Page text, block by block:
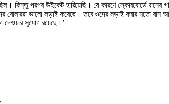
কিন্তু পরপর উইকেট হারিয়েছি। যে কারণে স্কোরবোর্ডে
বোলাররা ভালো লড়াই করেছে। তবে ওদের লড়াই করার মতো
দেওয়ার সুযোগ রয়েছে।’